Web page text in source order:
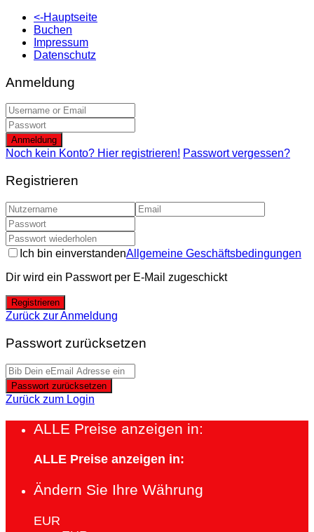
<-Hauptseite
Buchen
Impressum
Datenschutz
Anmeldung
Anmeldung
Noch kein Konto? Hier registrieren! Passwort vergessen?
Registrieren
Ich bin einverstandenAllgemeine Geschäftsbedingungen
Dir wird ein Passwort per E-Mail zugeschickt
Registrieren
Zurück zur Anmeldung
Passwort zurücksetzen
Passwort zurücksetzen
Zurück zum Login
ALLE Preise anzeigen in:
ALLE Preise anzeigen in:
Ändern Sie Ihre Währung
EUR